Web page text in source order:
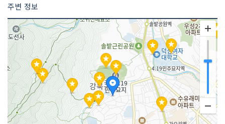
취급 메뉴
한우 제천약초쟁반 / 한우 제천약초떡갈
비
인허가번호 20080053161
주변 정보